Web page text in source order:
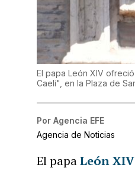
El papa León XIV
Caeli", en la Plaza de
Por Agencia EFE
Agencia de Noticias
El papaLeón XIV